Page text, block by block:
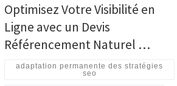
Optimisez Votre Visibilité en
Ligne avec un Devis
Référencement Naturel …
adaptation permanente des stratégies
seo